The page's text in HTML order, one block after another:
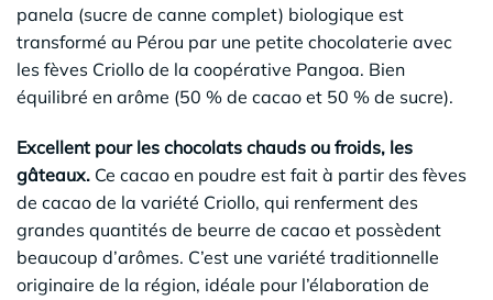
panela (sucre de canne complet) biologique est
transformé au Pérou par une petite chocolaterie avec
les fèves Criollo de la coopérative Pangoa. Bien
équilibré en arôme (50 % de cacao et 50 % de sucre).
Excellent pour les chocolats chauds ou froids, les
gâteaux. Ce cacao en poudre est fait à partir des fèves
de cacao de la variété Criollo, qui renferment des
grandes quantités de beurre de cacao et possèdent
beaucoup d’arômes. C’est une variété traditionnelle
originaire de la région, idéale pour l’élaboration de